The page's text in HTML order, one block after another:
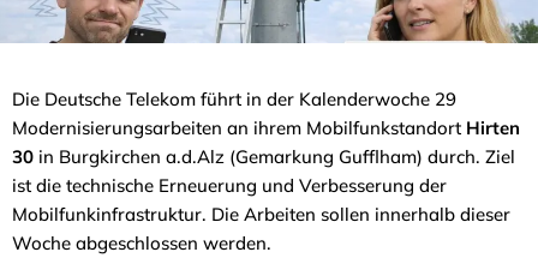
Die Deutsche Telekom führt in der Kalenderwoche 29
Modernisierungsarbeiten an ihrem Mobilfunkstandort Hirten
30 in Burgkirchen a.d.Alz (Gemarkung Gufflham) durch. Ziel
ist die technische Erneuerung und Verbesserung der
Mobilfunkinfrastruktur. Die Arbeiten sollen innerhalb dieser
Woche abgeschlossen werden.